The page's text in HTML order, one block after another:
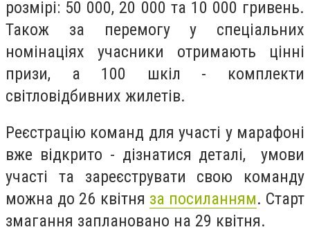
розмірі: 50 000, 20 000 та 10 000 гривень.
Також за перемогу у спеціальних
номінаціях учасники отримають цінні
призи, а 100 шкіл - комплекти
світловідбивних жилетів.
Реєстрацію команд для участі у марафоні
вже відкрито - дізнатися деталі, умови
участі та зареєструвати свою команду
можна до 26 квітня за посиланням. Старт
змагання заплановано на 29 квітня.